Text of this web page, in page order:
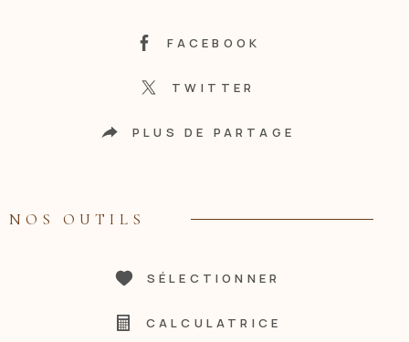
FACEBOOK
TWITTER
PLUS DE PARTAGE
NOS OUTILS
SÉLECTIONNER
CALCULATRICE